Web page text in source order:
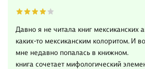
Давно я не читала книг мексиканских
каких-то мексиканским колоритом. И
мне недавно попалась в книжном.
книга сочетает мифологический